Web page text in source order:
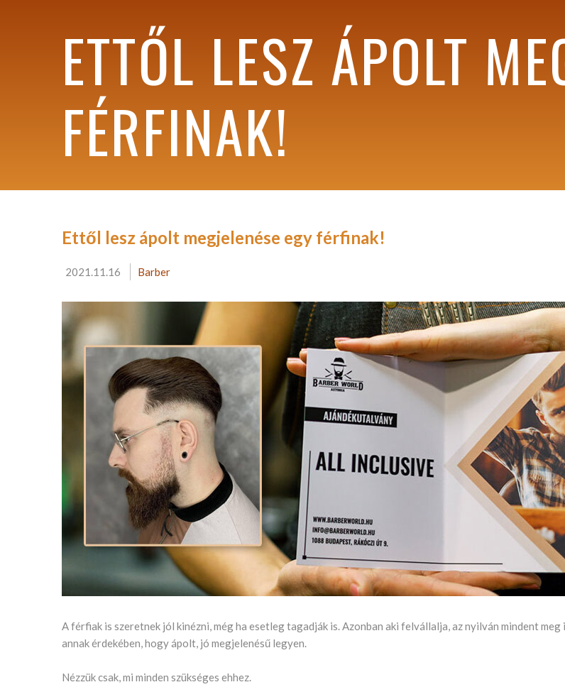
ETTŐL LESZ ÁPOLT
FÉRFINAK!
Ettől lesz ápolt megjelenése egy férfinak!
2021.11.16 Barber
A férfiak is szeretnek jól kinézni, még ha esetleg tagadják is. Azonban aki felvállalja, az nyilván mindent meg
annak érdekében, hogy ápolt, jó megjelenésű legyen.
Nézzük csak, mi minden szükséges ehhez.